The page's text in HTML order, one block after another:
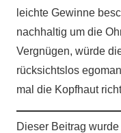
leichte Gewinne
nachhaltig um die
Vergnügen, würde
rücksichtslos
mal die Kopfhaut
Dieser Beitrag